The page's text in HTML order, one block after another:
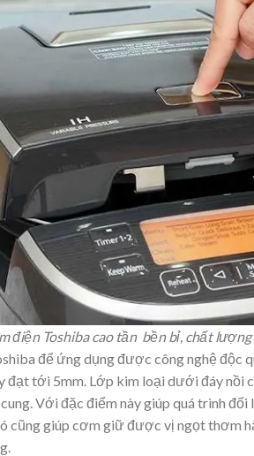
điện Toshiba cao tần bền bỉ, chất lượng
để ứng dụng được công nghệ độc
đạt tới 5mm. Lớp kim loại dưới đáy nồi
Với đặc điểm này giúp quá trình
cũng giúp cơm giữ được vị ngọt thơm